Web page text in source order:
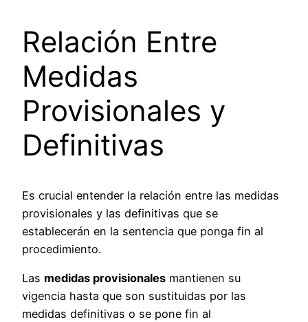
Relación Entre
Medidas
Provisionales y
Definitivas
Es crucial entender la relación entre las medidas
provisionales y las definitivas que se
establecerán en la sentencia que ponga fin al
procedimiento.
Las medidas provisionales mantienen su
vigencia hasta que son sustituidas por las
medidas definitivas o se pone fin al